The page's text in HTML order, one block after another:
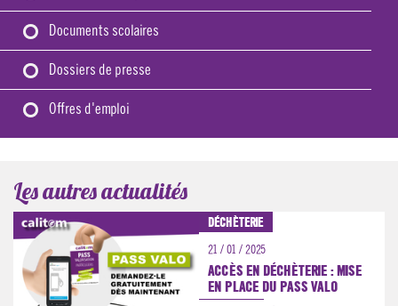
Documents scolaires
Dossiers de presse
Offres d'emploi
Les autres actualités
DÉCHÈTERIE
21 / 01 / 2025
ACCÈS EN DÉCHÈTERIE : MISE
EN PLACE DU PASS VALO